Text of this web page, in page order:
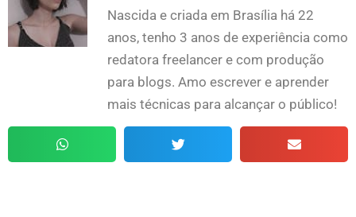
Nascida e criada em Brasília há 22
anos, tenho 3 anos de experiência como
redatora freelancer e com produção
para blogs. Amo escrever e aprender
mais técnicas para alcançar o público!